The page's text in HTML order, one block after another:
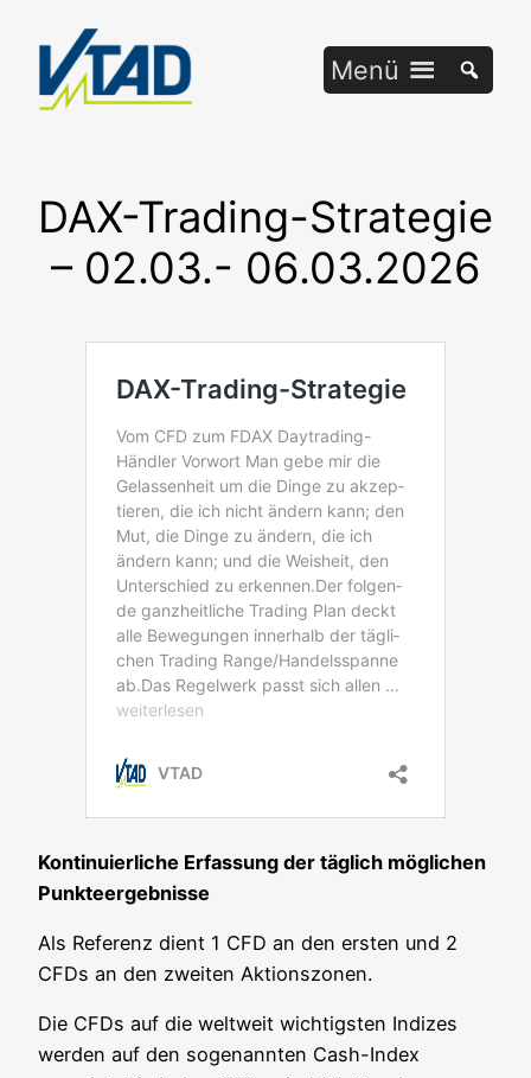
springen
Menü
DAX-Trading-Strategie
– 02.03.- 06.03.2026
Kon­ti­nu­ier­li­che Erfas­sung der täg­lich mög­li­chen
Punkteergebnisse
Als Refe­renz dient 1 CFD an den ers­ten und 2
CFDs an den zwei­ten Aktionszonen.
Die CFDs auf die welt­weit wich­tigs­ten Indi­zes
wer­den auf den soge­nann­ten Cash-Index